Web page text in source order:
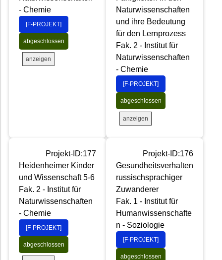
- Chemie
[F-PROJEKT]
abgeschlossen
anzeigen
Naturwissenschaften
und ihre Bedeutung
für den Lernprozess
Fak. 2 - Institut für
Naturwissenschaften
- Chemie
[F-PROJEKT]
abgeschlossen
anzeigen
Projekt-ID:177
Heidenheimer Kinder
und Wissenschaft 5-6
Fak. 2 - Institut für
Naturwissenschaften
- Chemie
[F-PROJEKT]
abgeschlossen
Projekt-ID:176
Gesundheitsverhalten
russischsprachiger
Zuwanderer
Fak. 1 - Institut für
Humanwissenschafte
n - Soziologie
[F-PROJEKT]
abgeschlossen